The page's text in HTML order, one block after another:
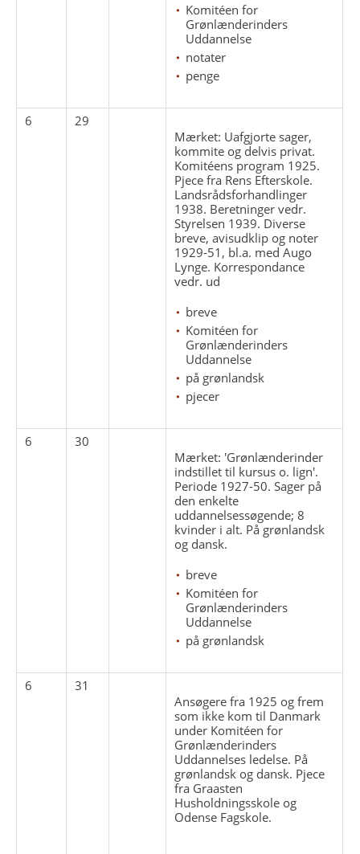
Komitéen for
Grønlænderinders
Uddannelse
notater
penge
6
29
Mærket: Uafgjorte sager,
kommite og delvis privat.
Komitéens program 1925.
Pjece fra Rens Efterskole.
Landsrådsforhandlinger
1938. Beretninger vedr.
Styrelsen 1939. Diverse
breve, avisudklip og noter
1929-51, bl.a. med Augo
Lynge. Korrespondance
vedr. ud
breve
Komitéen for
Grønlænderinders
Uddannelse
på grønlandsk
pjecer
6
30
Mærket: 'Grønlænderinder
indstillet til kursus o. lign'.
Periode 1927-50. Sager på
den enkelte
uddannelsessøgende; 8
kvinder i alt. På grønlandsk
og dansk.
breve
Komitéen for
Grønlænderinders
Uddannelse
på grønlandsk
6
31
Ansøgere fra 1925 og frem
som ikke kom til Danmark
under Komitéen for
Grønlænderinders
Uddannelses ledelse. På
grønlandsk og dansk. Pjece
fra Graasten
Husholdningsskole og
Odense Fagskole.